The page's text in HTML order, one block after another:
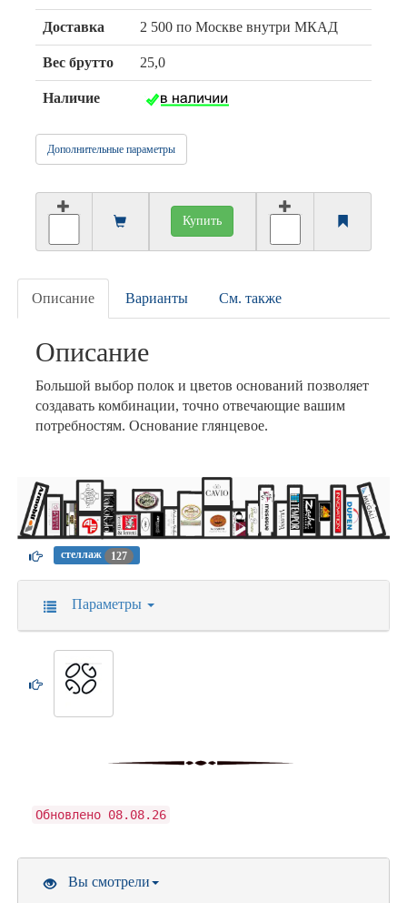
Доставка 2 500 по Москве внутри МКАД
Вес брутто 25,0
Наличие
Дополнительные параметры
Купить
Описание Варианты См. также
Описание
Большой выбор полок и цветов оснований позволяет
создавать комбинации, точно отвечающие вашим
потребностям. Основание глянцевое.
стеллаж 127
Параметры
Обновлено 08.08.26
Вы смотрели